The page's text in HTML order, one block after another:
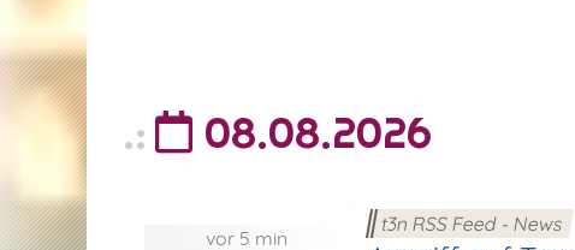
08.08.2026
vor 5 min
t3n RSS Feed - News